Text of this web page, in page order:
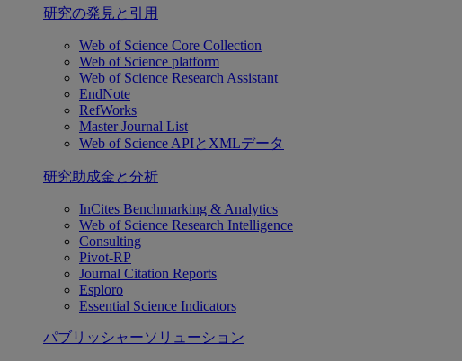
研究の発見と引用
Web of Science Core Collection
Web of Science platform
Web of Science Research Assistant
EndNote
RefWorks
Master Journal List
Web of Science APIとXMLデータ
研究助成金と分析
InCites Benchmarking & Analytics
Web of Science Research Intelligence
Consulting
Pivot-RP
Journal Citation Reports
Esploro
Essential Science Indicators
パブリッシャーソリューション